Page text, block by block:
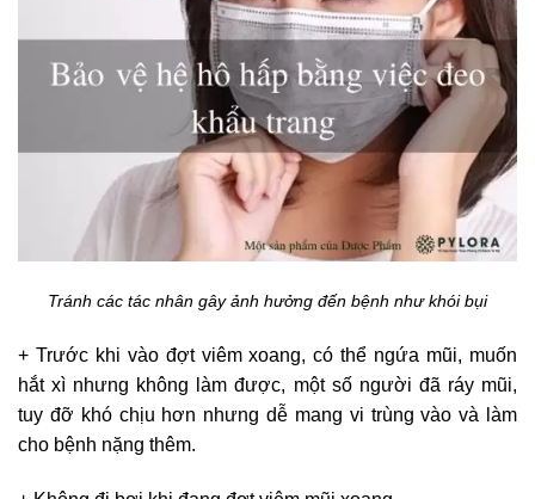
Tránh các tác nhân gây ảnh hưởng đến bệnh như khói bụi
+ Trước khi vào đợt viêm xoang, có thể ngứa mũi, muốn
hắt xì nhưng không làm được, một số người đã ráy mũi,
tuy đỡ khó chịu hơn nhưng dễ mang vi trùng vào và làm
cho bệnh nặng thêm.